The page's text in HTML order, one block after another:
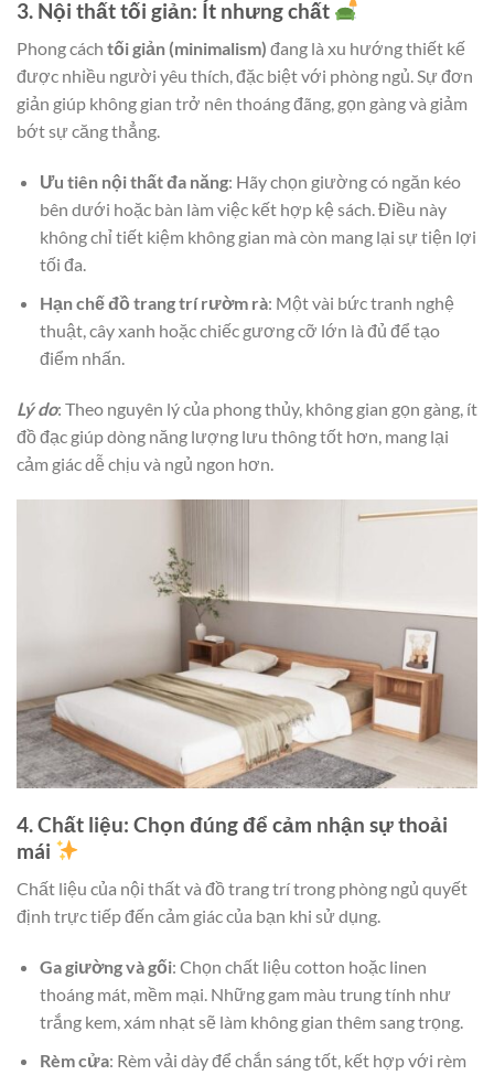
3. Nội thất tối giản: Ít nhưng chất
Phong cách tối giản (minimalism) đang là xu hướng thiết kế
được nhiều người yêu thích, đặc biệt với phòng ngủ. Sự đơn
giản giúp không gian trở nên thoáng đãng, gọn gàng và giảm
bớt sự căng thẳng.
Ưu tiên nội thất đa năng: Hãy chọn giường có ngăn kéo
bên dưới hoặc bàn làm việc kết hợp kệ sách. Điều này
không chỉ tiết kiệm không gian mà còn mang lại sự tiện lợi
tối đa.
Hạn chế đồ trang trí rườm rà: Một vài bức tranh nghệ
thuật, cây xanh hoặc chiếc gương cỡ lớn là đủ để tạo
điểm nhấn.
Lý do: Theo nguyên lý của phong thủy, không gian gọn gàng, ít
đồ đạc giúp dòng năng lượng lưu thông tốt hơn, mang lại
cảm giác dễ chịu và ngủ ngon hơn.
4. Chất liệu: Chọn đúng để cảm nhận sự thoải
mái
Chất liệu của nội thất và đồ trang trí trong phòng ngủ quyết
định trực tiếp đến cảm giác của bạn khi sử dụng.
Ga giường và gối: Chọn chất liệu cotton hoặc linen
thoáng mát, mềm mại. Những gam màu trung tính như
trắng kem, xám nhạt sẽ làm không gian thêm sang trọng.
Rèm cửa: Rèm vải dày để chắn sáng tốt, kết hợp với rèm